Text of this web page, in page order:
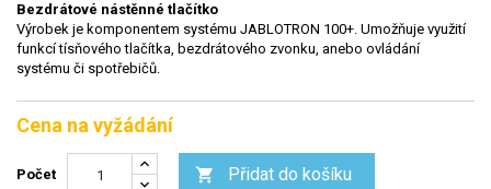
Bezdrátové nástěnné tlačítko
Výrobek je komponentem systému JABLOTRON 100+. Umožňuje využití
funkcí tísňového tlačítka, bezdrátového zvonku, anebo ovládání
systému či spotřebičů.
Cena na vyžádání
Počet  Přidat do košíku